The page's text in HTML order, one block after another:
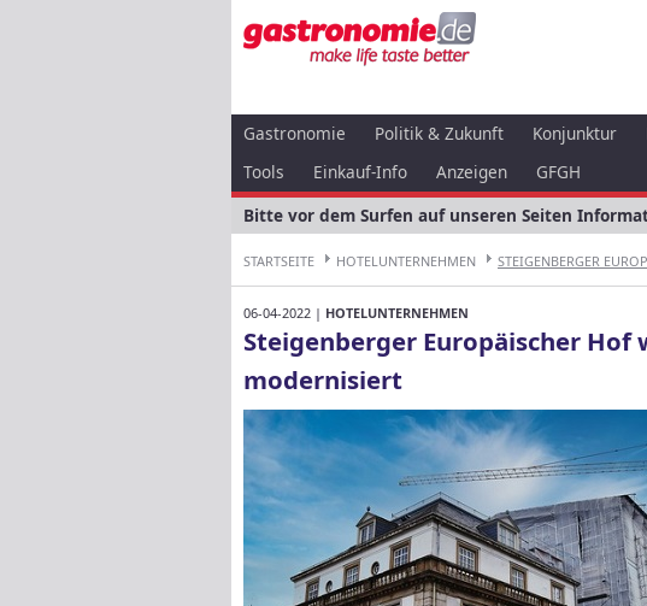
Gastronomie Politik & Zukunft Konjunktur
Tools
Einkauf-Info Anzeigen
GFGH
Bitte vor dem Surfen auf unseren Seiten
STARTSEITE HOTELUNTERNEHMEN STEIGENBERGER
06-04-2022 | HOTELUNTERNEHMEN
Steigenberger Europäischer Hof
modernisiert